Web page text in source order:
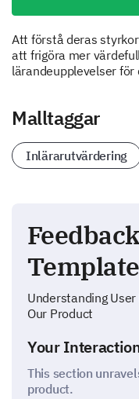
Att förstå deras
att frigöra mer
lärandeupplevelser för
Malltaggar
Inlärarutvärdering
Template
Understanding
Our Product
Your
This section
product.